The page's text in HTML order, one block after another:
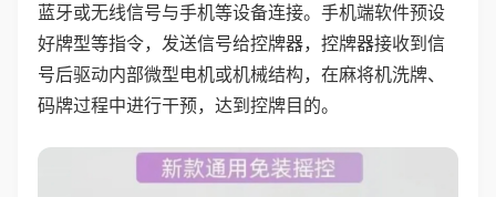
蓝牙或无线信号与手机等设备连接。手机端软件预设
好牌型等指令，发送信号给控牌器，控牌器接收到信
号后驱动内部微型电机或机械结构，在麻将机洗牌、
码牌过程中进行干预，达到控牌目的。